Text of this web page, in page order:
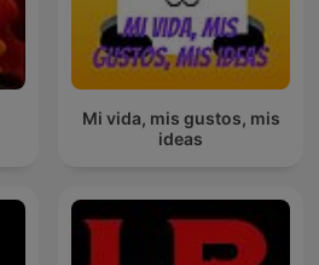
Mi vida, mis gustos, mis
ideas